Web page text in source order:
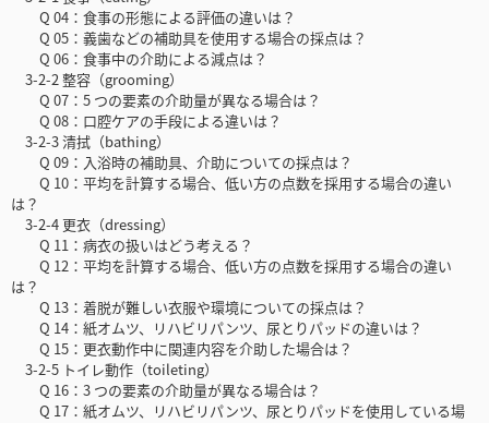
Q 04：食事の形態による評価の違いは？
Q 05：義歯などの補助具を使用する場合の採点は？
Q 06：食事中の介助による減点は？
3-2-2 整容（grooming）
Q 07：5 つの要素の介助量が異なる場合は？
Q 08：口腔ケアの手段による違いは？
3-2-3 清拭（bathing）
Q 09：入浴時の補助具、介助についての採点は？
Q 10：平均を計算する場合、低い方の点数を採用する場合の違い
は？
3-2-4 更衣（dressing）
Q 11：病衣の扱いはどう考える？
Q 12：平均を計算する場合、低い方の点数を採用する場合の違い
は？
Q 13：着脱が難しい衣服や環境についての採点は？
Q 14：紙オムツ、リハビリパンツ、尿とりパッドの違いは？
Q 15：更衣動作中に関連内容を介助した場合は？
3-2-5 トイレ動作（toileting）
Q 16：3 つの要素の介助量が異なる場合は？
Q 17：紙オムツ、リハビリパンツ、尿とりパッドを使用している場